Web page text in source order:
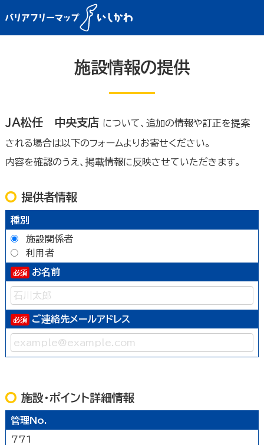
施設情報の提供
ＪＡ松任 中央支店 について、追加の情報や訂正を提案
される場合は以下のフォームよりお寄せください。
内容を確認のうえ、掲載情報に反映させていただきます。
提供者情報
種別
施設関係者
利用者
お名前
ご連絡先メールアドレス
施設・ポイント詳細情報
管理No.
771